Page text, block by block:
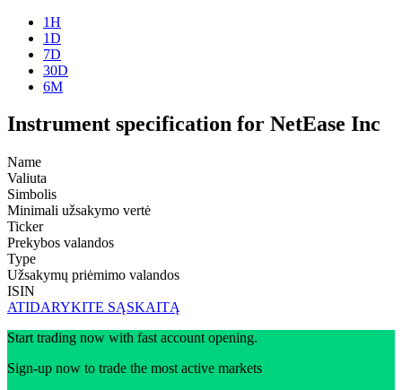
1H
1D
7D
30D
6M
Instrument specification for NetEase Inc
Name
Valiuta
Simbolis
Minimali užsakymo vertė
Ticker
Prekybos valandos
Type
Užsakymų priėmimo valandos
ISIN
ATIDARYKITE SĄSKAITĄ
Start trading now with fast account opening.
Sign-up now to trade the most active markets